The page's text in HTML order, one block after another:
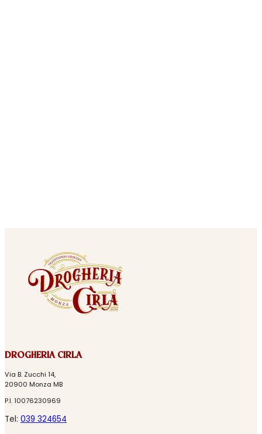
DROGHERIA CIRLA
Via B. Zucchi 14,
20900 Monza MB
P.I. 10076230969
Tel: 039 324654